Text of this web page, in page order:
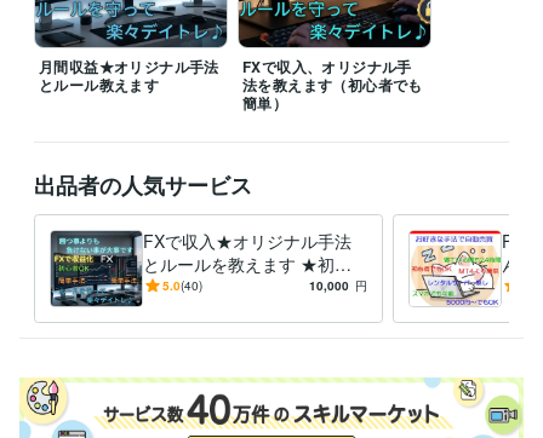
プログラミング言語・フレームワーク
HTML:25年Java:25年VBA:25年Visual Basic:25年 Linux:25年
UNIX:25年C:25年SQL:8年
ビジネス・クリエイティブツール
BASE:5年Shopify:5年STORES:5年
得意分野
資産運用・副業の相談 誰でも簡単FXオリジナル手法
FX 副業 手法 トレード 収入
ビジネス代行・事務代行 ECショップの開設～運営の指導
ECサイト
府立大学工業高等専門学校 1980年3月 ~ 1985年2月
テクニオン・イスラエル工科大学研修 1986年3月 ~ 1987年8月
月間収益★オリジナル手法
とルール教えます
FXで収入、オリジナル手
法を教えます（初心者でも
簡単）
出品者の人気サービス
FXで収入★オリジナル手法
とルールを教えます ★初心
者でも毎月結果が出せる簡単
5.0(40) 10,000 円
FX
んか
4を